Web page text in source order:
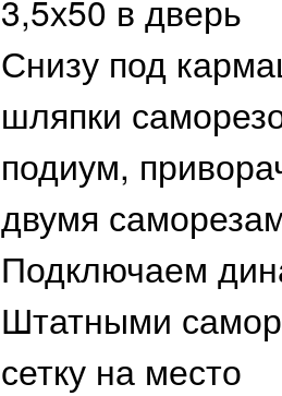
3,5х50 в дверь
Снизу под
шляпки
подиум,
двумя
Подключаем
Штатными
сетку на место